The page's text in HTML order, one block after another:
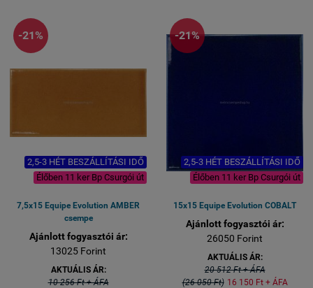
-21%
2,5-3 HÉT BESZÁLLÍTÁSI IDŐ
Élőben 11 ker Bp Csurgói út
7,5x15 Equipe Evolution AMBER
csempe
Ajánlott fogyasztói ár:
13025 Forint
AKTUÁLIS ÁR:
10 256 Ft + ÁFA
-21%
2,5-3 HÉT BESZÁLLÍTÁSI IDŐ
Élőben 11 ker Bp Csurgói út
15x15 Equipe Evolution COBALT
Ajánlott fogyasztói ár:
26050 Forint
AKTUÁLIS ÁR:
20 512 Ft + ÁFA
(26 050 Ft) 16 150 Ft + ÁFA